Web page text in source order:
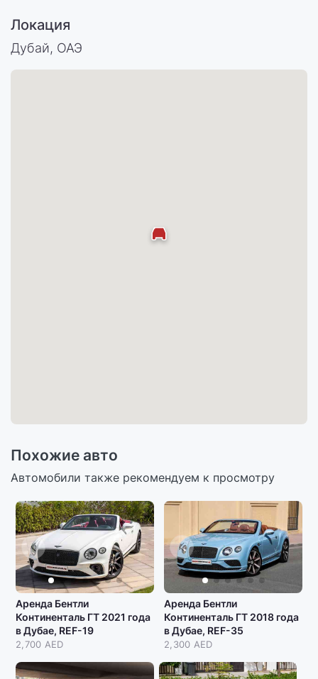
Локация
Дубай, ОАЭ
Похожие авто
Автомобили также рекомендуем к просмотру
Аренда Бентли
Континенталь ГТ 2021 года
в Дубае, REF-19
2,700 AED
Аренда Бентли
Континенталь ГТ 2018 года
в Дубае, REF-35
2,300 AED